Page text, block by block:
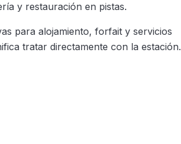
y restauración en pistas.
para alojamiento, forfait y servicios
tratar directamente con la estación.